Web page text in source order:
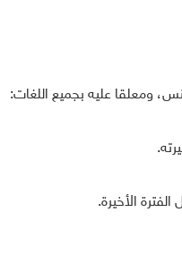
ومعلقا عليه بجميع اللغات: